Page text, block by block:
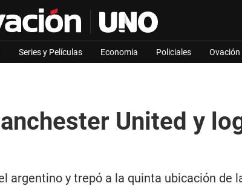
Series y Películas Economia Policiales Ovación
United y
argentino y trepó a la quinta ubicación de